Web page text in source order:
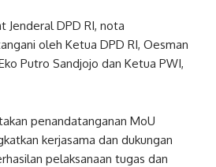
Jenderal DPD RI, nota
oleh Ketua DPD RI, Oesman
Putro Sandjojo dan Ketua PWI,
penandatanganan MoU
kerjasama dan dukungan
pelaksanaan tugas dan